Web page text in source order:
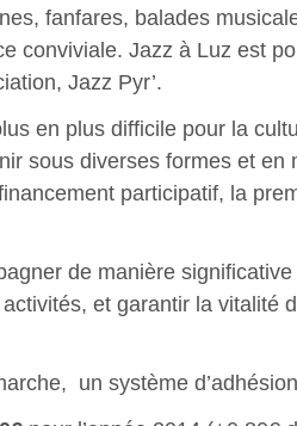
fanfares, balades
conviviale. Jazz à Luz est
Jazz Pyr’.
en plus difficile pour la
sous diverses formes et en
participatif, la
de manière
et garantir la vitalité
un système